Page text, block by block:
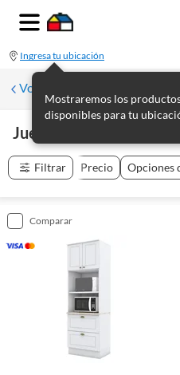
Ingresa tu ubicación
Mostraremos los
disponibles para tu
Volver a Muebles de cocina
Juegos De Cocina
Filtrar Precio Opciones
comparar